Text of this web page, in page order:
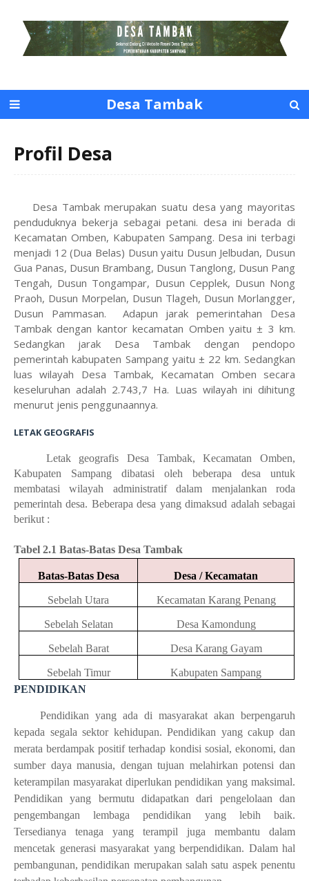
Desa Tambak
Profil Desa
Desa Tambak merupakan suatu desa yang mayoritas
penduduknya bekerja sebagai petani. desa ini berada di
Kecamatan Omben, Kabupaten Sampang. Desa ini terbagi
menjadi 12 (Dua Belas) Dusun yaitu Dusun Jelbudan, Dusun
Gua Panas, Dusun Brambang, Dusun Tanglong, Dusun Pang
Tengah, Dusun Tongampar, Dusun Cepplek, Dusun Nong
Praoh, Dusun Morpelan, Dusun Tlageh, Dusun Morlangger,
Dusun Pammasan. Adapun jarak pemerintahan Desa
Tambak dengan kantor kecamatan Omben yaitu ± 3 km.
Sedangkan jarak Desa Tambak dengan pendopo
pemerintah kabupaten Sampang yaitu ± 22 km. Sedangkan
luas wilayah Desa Tambak, Kecamatan Omben secara
keseluruhan adalah 2.743,7 Ha. Luas wilayah ini dihitung
menurut jenis penggunaannya.
LETAK GEOGRAFIS
Letak geografis Desa Tambak, Kecamatan Omben,
Kabupaten Sampang dibatasi oleh beberapa desa untuk
membatasi wilayah administratifdalam menjalankan roda
pemerintah desa. Beberapa desa yang dimaksud adalah sebagai
berikut :
Tabel 2.1 Batas-Batas Desa Tambak
Batas-Batas Desa Desa / Kecamatan
Sebelah Utara Kecamatan Karang Penang
Sebelah Selatan Desa Kamondung
Sebelah Barat Desa Karang Gayam
Sebelah Timur
Kabupaten Sampang
PENDIDIKAN
Pendidikan yang ada di masyarakat akan berpengaruh
kepada segala sektor kehidupan. Pendidikan yang cakup dan
merata berdampak positif terhadap kondisi sosial, ekonomi, dan
sumber daya manusia, dengan tujuan melahirkan potensi dan
keterampilan masyarakat diperlukan pendidikan yang maksimal.
Pendidikan yang bermutu didapatkan dari pengelolaan dan
pengembangan lembaga pendidikan yang lebih baik.
Tersedianya tenaga yang terampil juga membantu dalam
mencetak generasi masyarakat yang berpendidikan. Dalam hal
pembangunan, pendidikan merupakan salah satu aspek penentu